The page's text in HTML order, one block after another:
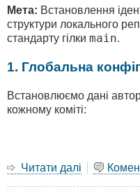
Мета: Встановлення
структури локального
стандарту гілки main.
1. Глобальна
Встановлюємо дані
кожному коміті:
Читати далі про